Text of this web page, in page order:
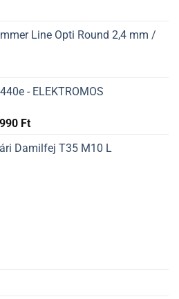
Line Opti Round 2,4 mm /
- ELEKTROMOS
Ft
Damilfej T35 M10 L